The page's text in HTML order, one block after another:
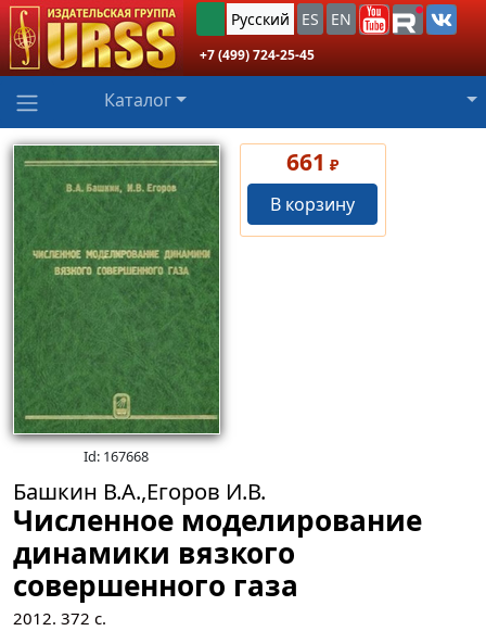
Русский ES EN
+7 (499) 724-25-45
Каталог
Id: 167668
661 ₽
В корзину
Башкин В.А.,Егоров И.В.
Численное моделирование
динамики вязкого
совершенного газа
2012. 372 с.